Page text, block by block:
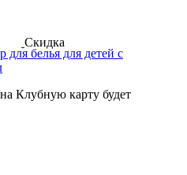
Скидка
белья для детей с
Клубную карту будет